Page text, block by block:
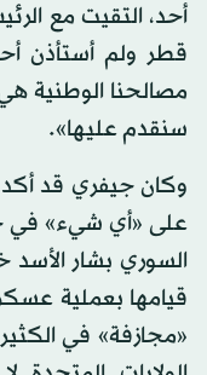
أحد، التقيت مع
قطر ولم أستأذن
مصالحنا الوطنية
سنقدم عليها».
وكان جيفري قد
على «أي شيء» في
السوري بشار الأسد
قيامها بعملية
«مجازفة» في